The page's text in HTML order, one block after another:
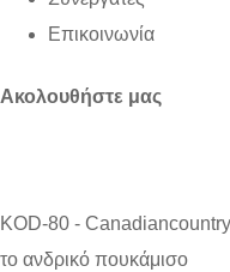
Επικοινωνία
Ακολουθήστε μας
KOD-80 -
το ανδρικό πουκάμισο